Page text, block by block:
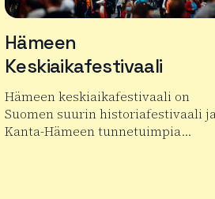
Hämeen
Keskiaikafestivaali
Hämeen keskiaikafestivaali on
Suomen suurin historiafestivaali
Kanta-Hämeen tunnetuimpia…